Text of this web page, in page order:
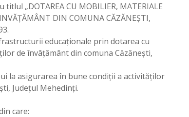
„DOTAREA CU MOBILIER, MATERIALE
DIN COMUNA CĂZĂNEȘTI,
educaționale prin dotarea cu
de învâțământ din comuna Căzănești,
la asigurarea în bune condiții a activităților
Județul Mehedinți.
care: